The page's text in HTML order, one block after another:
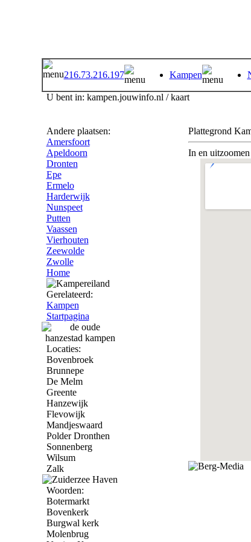
216.73.216.197 Kampen
U bent in: kampen.jouwinfo.nl / kaart
Andere plaatsen:
Amersfoort
Apeldoorn
Dronten
Epe
Ermelo
Harderwijk
Nunspeet
Putten
Vaassen
Vierhouten
Zeewolde
Zwolle
Home
Gerelateerd:
Kampen
Startpagina
Locaties:
Bovenbroek
Brunnepe
De Melm
Greente
Hanzewijk
Flevowijk
Mandjeswaard
Polder Dronthen
Sonnenberg
Wilsum
Zalk
Woorden:
Botermarkt
Bovenkerk
Burgwal kerk
Molenbrug
Plattegrond
In en